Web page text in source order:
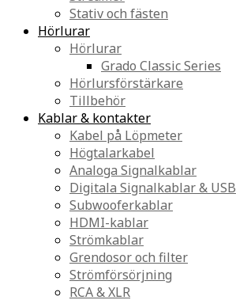
Stativ och fästen
Hörlurar
Hörlurar
Grado Classic Series
Hörlursförstärkare
Tillbehör
Kablar & kontakter
Kabel på Löpmeter
Högtalarkabel
Analoga Signalkablar
Digitala Signalkablar & USB
Subwooferkablar
HDMI-kablar
Strömkablar
Grendosor och filter
Strömförsörjning
RCA & XLR